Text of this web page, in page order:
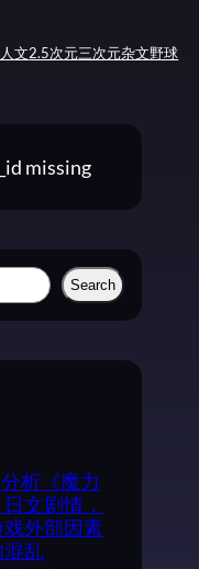
文2.5次元三次元杂文野球
missing
Search
析《魔力
文剧情，
戏外部因素
混乱